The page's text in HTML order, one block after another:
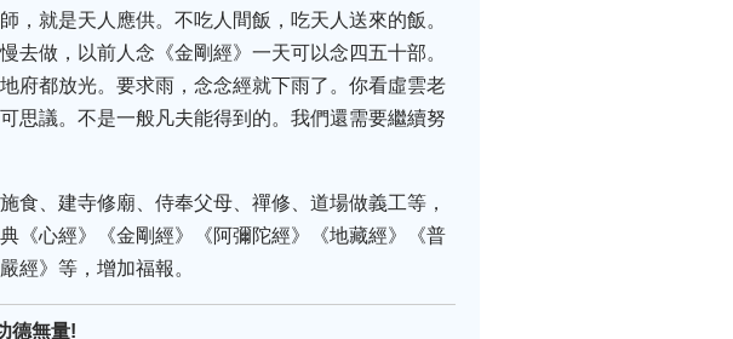
，就是天人應供。不吃人間飯，吃天人送來的飯。
做，以前人念《金剛經》一天可以念四五十部。
府都放光。要求雨，念念經就下雨了。你看虛雲老
思議。不是一般凡夫能得到的。我們還需要繼續努
食、建寺修廟、侍奉父母、禪修、道場做義工等，
《心經》《金剛經》《阿彌陀經》《地藏經》《普
經》等，增加福報。
德無量!